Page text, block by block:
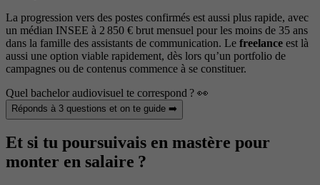
La progression vers des postes confirmés est aussi plus rapide, avec
un médian INSEE à 2 850 € brut mensuel pour les moins de 35 ans
dans la famille des assistants de communication. Le freelance est là
aussi une option viable rapidement, dès lors qu’un portfolio de
campagnes ou de contenus commence à se constituer.
Quel bachelor audiovisuel te correspond ? 👀
Réponds à 3 questions et on te guide ➡️
Et si tu poursuivais en mastère pour
monter en salaire ?